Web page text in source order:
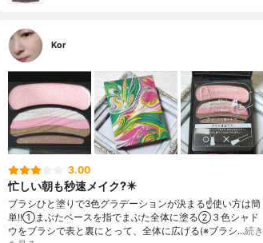
Kor
3.00
忙しい朝も秒速メイク?️✴️
ブラシひと塗りで3色グラデーションが決まる☝️使い方は簡
単‼️①まぶたベースを指でまぶた全体に塗る②３色シャド
ウをブラシで表と裏にとって、全体に広げる(※ブラシ…続き